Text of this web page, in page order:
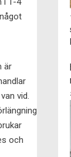
är
vid.
och